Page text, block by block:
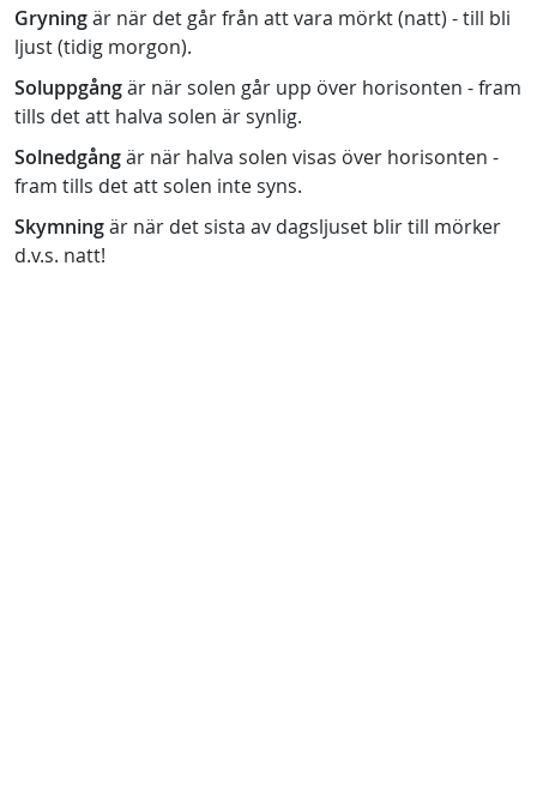
Gryningär när det går från att vara mörkt (natt) - till bli
ljust (tidig morgon).
Soluppgångär när solen går upp över horisonten - fram
tills det att halva solen är synlig.
Solnedgångär när halva solen visas över horisonten -
fram tills det att solen inte syns.
Skymningär när det sista av dagsljuset blir till mörker
d.v.s. natt!